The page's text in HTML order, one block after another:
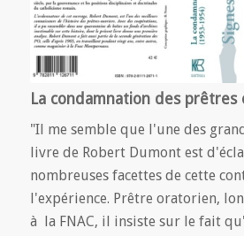
La condamnation des prêtres
"Il me semble que l'une des
livre de Robert Dumont est
nombreuses facettes de cette
l'expérience. Prêtre oratorien,
à la FNAC, il insiste sur le fait